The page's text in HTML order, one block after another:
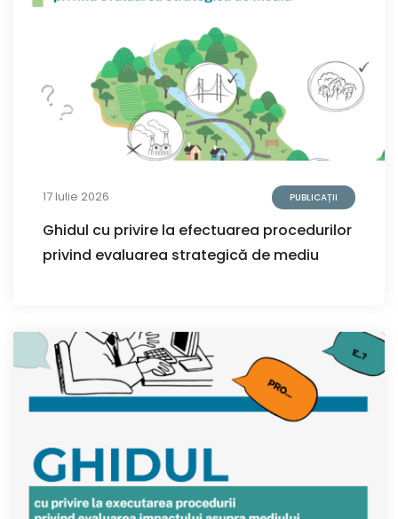
17 Iulie 2026 PUBLICAȚII
Ghidul cu privire la efectuarea procedurilor
privind evaluarea strategică de mediu